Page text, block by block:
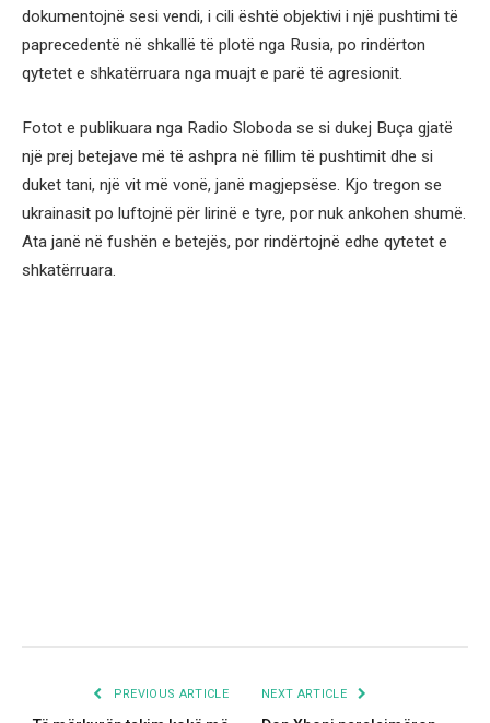
dokumentojnë sesi vendi, i cili është objektivi i një pushtimi të
paprecedentë në shkallë të plotë nga Rusia, po rindërton
qytetet e shkatërruara nga muajt e parë të agresionit.
Fotot e publikuara nga Radio Sloboda se si dukej Buça gjatë
një prej betejave më të ashpra në fillim të pushtimit dhe si
duket tani, një vit më vonë, janë magjepsëse. Kjo tregon se
ukrainasit po luftojnë për lirinë e tyre, por nuk ankohen shumë.
Ata janë në fushën e betejës, por rindërtojnë edhe qytetet e
shkatërruara.
PREVIOUS ARTICLE NEXT ARTICLE